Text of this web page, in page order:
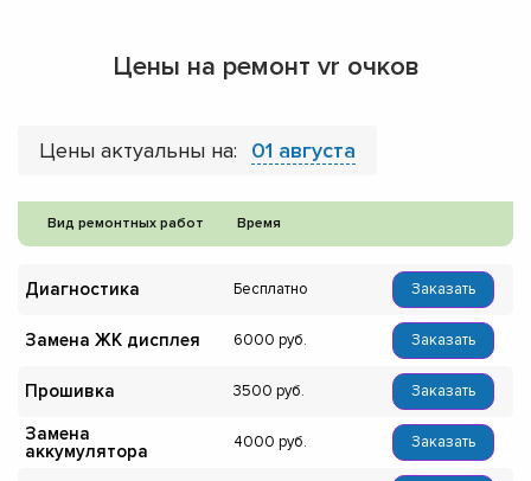
Цены на ремонт vr очков
Цены актуальны на: 01 августа
Вид ремонтных работ Время
Диагностика Бесплатно Заказать
Замена ЖК дисплея 6000 Заказать
Прошивка 3500 Заказать
Замена
аккумулятора
4000 Заказать